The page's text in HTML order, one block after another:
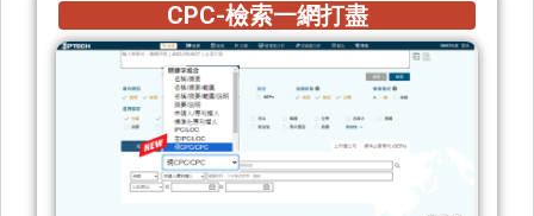
CPC-檢索一網打盡​